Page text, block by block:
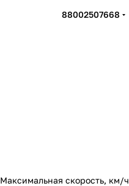
88002507668
Максимальная скорость, км/ч